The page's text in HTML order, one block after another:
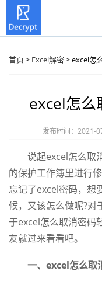
首页> Excel解密> excel怎
excel怎么
发布时间：2021-
说起excel怎么取消
的保护工作簿里进行
忘记了excel密码，想
候，又该怎么做呢?对
于excel怎么取消密码
友就过来看看吧。
一、excel怎么取